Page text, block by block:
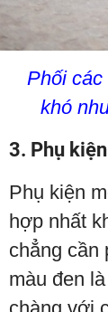
Phối
khó
3. Phụ
Phụ kiện
hợp nhất
chẳng cần
màu đen